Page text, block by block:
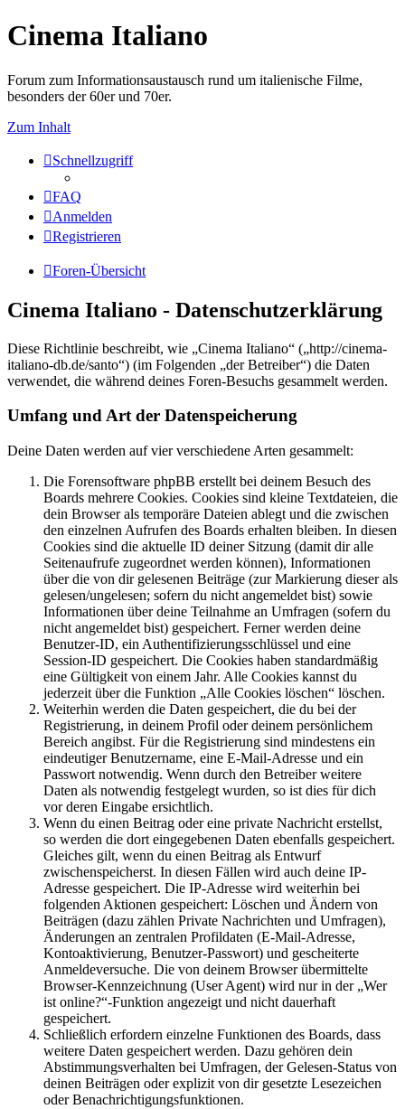
Cinema Italiano
Forum zum Informationsaustausch rund um italienische Filme,
besonders der 60er und 70er.
Zum Inhalt
Schnellzugriff
FAQ
Anmelden
Registrieren
Foren-Übersicht
Cinema Italiano - Datenschutzerklärung
Diese Richtlinie beschreibt, wie „Cinema Italiano“ („http://cinema-
italiano-db.de/santo“) (im Folgenden „der Betreiber“) die Daten
verwendet, die während deines Foren-Besuchs gesammelt werden.
Umfang und Art der Datenspeicherung
Deine Daten werden auf vier verschiedene Arten gesammelt:
Die Forensoftware phpBB erstellt bei deinem Besuch des
Boards mehrere Cookies. Cookies sind kleine Textdateien, die
dein Browser als temporäre Dateien ablegt und die zwischen
den einzelnen Aufrufen des Boards erhalten bleiben. In diesen
Cookies sind die aktuelle ID deiner Sitzung (damit dir alle
Seitenaufrufe zugeordnet werden können), Informationen
über die von dir gelesenen Beiträge (zur Markierung dieser als
gelesen/ungelesen; sofern du nicht angemeldet bist) sowie
Informationen über deine Teilnahme an Umfragen (sofern du
nicht angemeldet bist) gespeichert. Ferner werden deine
Benutzer-ID, ein Authentifizierungsschlüssel und eine
Session-ID gespeichert. Die Cookies haben standardmäßig
eine Gültigkeit von einem Jahr. Alle Cookies kannst du
jederzeit über die Funktion „Alle Cookies löschen“ löschen.
Weiterhin werden die Daten gespeichert, die du bei der
Registrierung, in deinem Profil oder deinem persönlichem
Bereich angibst. Für die Registrierung sind mindestens ein
eindeutiger Benutzername, eine E-Mail-Adresse und ein
Passwort notwendig. Wenn durch den Betreiber weitere
Daten als notwendig festgelegt wurden, so ist dies für dich
vor deren Eingabe ersichtlich.
Wenn du einen Beitrag oder eine private Nachricht erstellst,
so werden die dort eingegebenen Daten ebenfalls gespeichert.
Gleiches gilt, wenn du einen Beitrag als Entwurf
zwischenspeicherst. In diesen Fällen wird auch deine IP-
Adresse gespeichert. Die IP-Adresse wird weiterhin bei
folgenden Aktionen gespeichert: Löschen und Ändern von
Beiträgen (dazu zählen Private Nachrichten und Umfragen),
Änderungen an zentralen Profildaten (E-Mail-Adresse,
Kontoaktivierung, Benutzer-Passwort) und gescheiterte
Anmeldeversuche. Die von deinem Browser übermittelte
Browser-Kennzeichnung (User Agent) wird nur in der „Wer
ist online?“-Funktion angezeigt und nicht dauerhaft
gespeichert.
Schließlich erfordern einzelne Funktionen des Boards, dass
weitere Daten gespeichert werden. Dazu gehören dein
Abstimmungsverhalten bei Umfragen, der Gelesen-Status von
deinen Beiträgen oder explizit von dir gesetzte Lesezeichen
oder Benachrichtigungsfunktionen.